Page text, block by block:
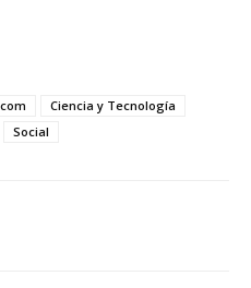
Ciencia y Tecnología
Social